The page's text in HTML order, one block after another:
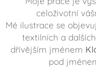
celoživotní
Mé ilustrace se
textilních a
dřívějším jménem
pod